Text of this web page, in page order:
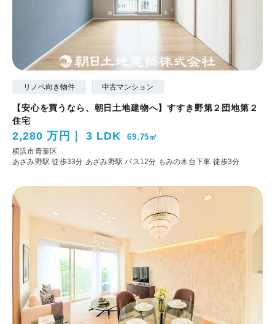
リノベ向き物件 中古マンション
【安心を買うなら、朝日土地建物へ】すすき野第２団地第２
住宅
2,280 万円 3 LDK 69.75㎡
横浜市青葉区
あざみ野駅 徒歩33分 あざみ野駅 バス12分 もみの木台下車 徒歩3分